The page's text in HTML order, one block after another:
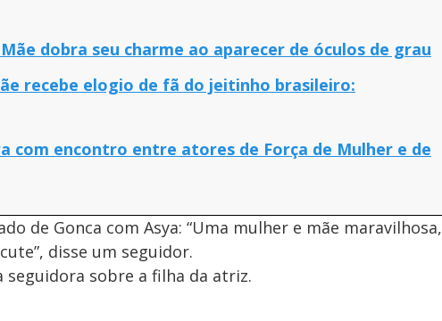
dobra seu charme ao aparecer de óculos de grau
recebe elogio de fã do jeitinho brasileiro:
com encontro entre atores de Força de Mulher e de
de Gonca com Asya: “Uma mulher e mãe maravilhosa,
disse um seguidor.
seguidora sobre a filha da atriz.